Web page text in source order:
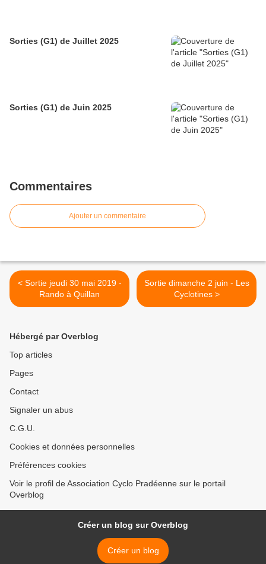
Sorties (G1) de Juillet 2025
Sorties (G1) de Juin 2025
Commentaires
Ajouter un commentaire
< Sortie jeudi 30 mai 2019 -
Rando à Quillan
Sortie dimanche 2 juin - Les
Cyclotines >
Hébergé par Overblog
Top articles
Pages
Contact
Signaler un abus
C.G.U.
Cookies et données personnelles
Préférences cookies
Voir le profil de Association Cyclo Pradéenne sur le portail
Overblog
Créer un blog sur Overblog
Créer un blog